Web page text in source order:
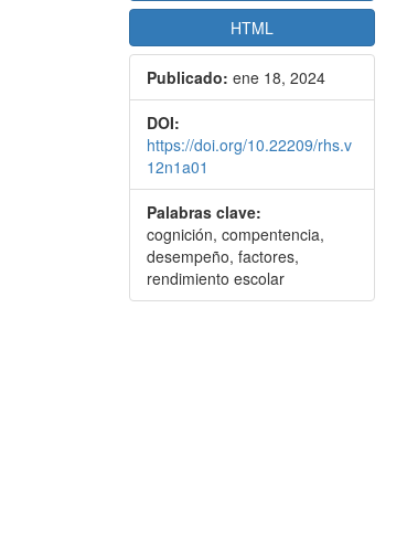
HTML
Publicado: ene 18, 2024
DOI:
https://doi.org/10.22209/rhs.v
12n1a01
Palabras clave:
cognición, compentencia,
desempeño, factores,
rendimiento escolar